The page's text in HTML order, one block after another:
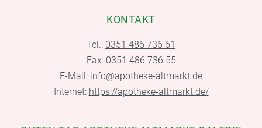
KONTAKT
Tel.: 0351 486 736 61
Fax: 0351 486 736 55
E-Mail: info@apotheke-altmarkt.de
Internet: https://apotheke-altmarkt.de/